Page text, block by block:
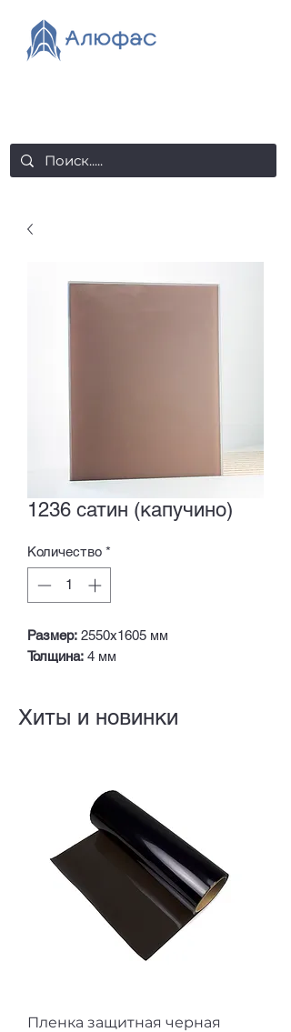
1236 сатин (капучино)
Количество *
Размер: 2550х1605 мм
Толщина: 4 мм
Хиты и новинки
Пленка защитная черная